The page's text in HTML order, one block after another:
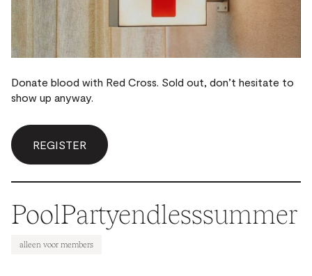
Donate blood with Red Cross. Sold out, don’t hesitate to
show up anyway.
REGISTER
PoolPartyendlesssummer
alleen voor members